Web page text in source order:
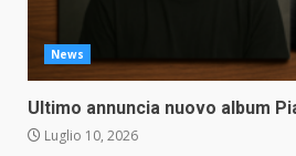
News
Ultimo annuncia nuovo album
Luglio 10, 2026